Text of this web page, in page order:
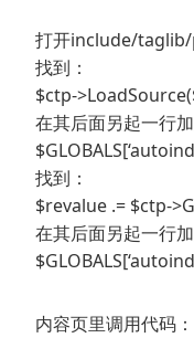
打开include/
找到：
$ctp-
在其后面另起一行
找到：
$revalue .= $ctp-
在其后面另起一行
内容页里调用代码：